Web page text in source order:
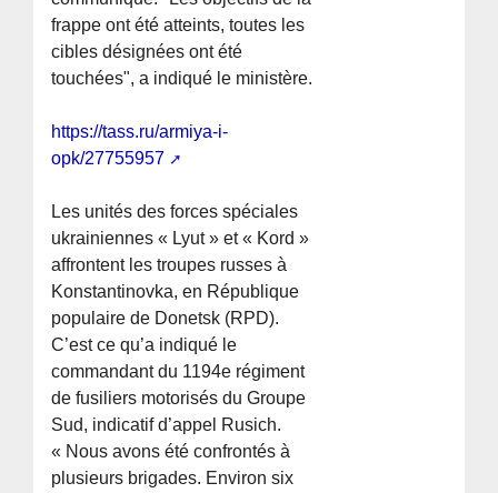
frappe ont été atteints, toutes les
cibles désignées ont été
touchées", a indiqué le ministère.
https://tass.ru/armiya-i-
opk/27755957
Les unités des forces spéciales
ukrainiennes « Lyut » et « Kord »
affrontent les troupes russes à
Konstantinovka, en République
populaire de Donetsk (RPD).
C’est ce qu’a indiqué le
commandant du 1194e régiment
de fusiliers motorisés du Groupe
Sud, indicatif d’appel Rusich.
« Nous avons été confrontés à
plusieurs brigades. Environ six